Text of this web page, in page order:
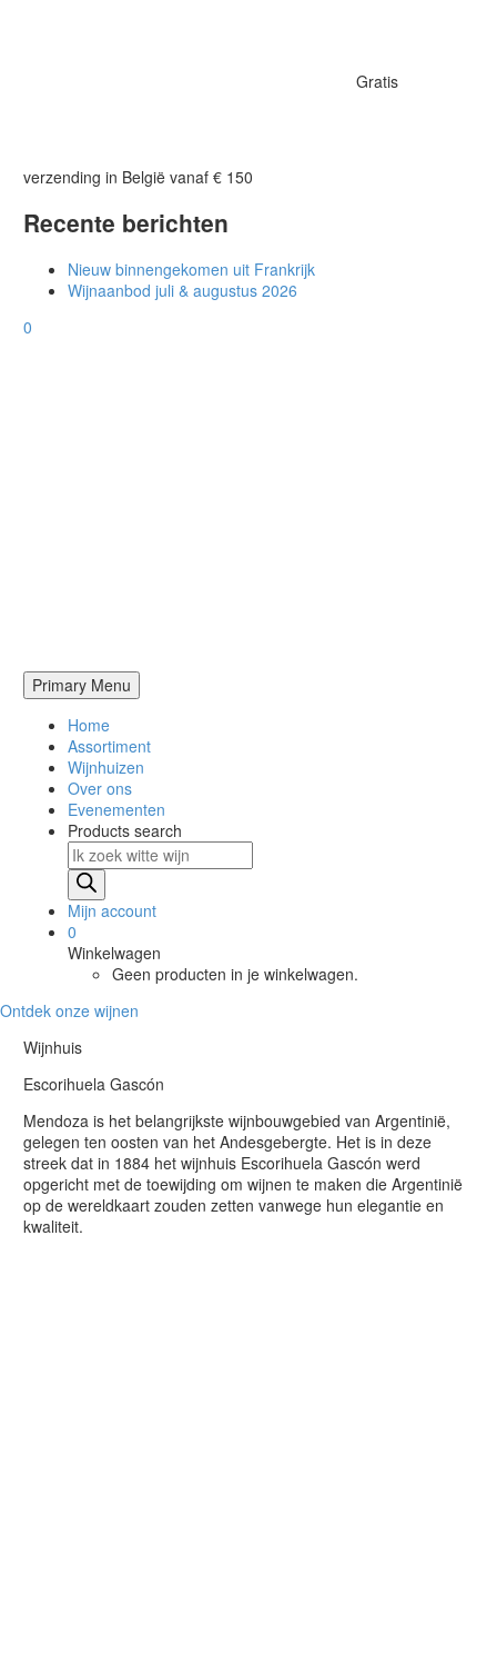
Gratis
verzending in België vanaf € 150
Recente berichten
Nieuw binnengekomen uit Frankrijk
Wijnaanbod juli & augustus 2026
0
Primary Menu
Home
Assortiment
Wijnhuizen
Over ons
Evenementen
Products search
Mijn account
0
Winkelwagen
Geen producten in je winkelwagen.
Ontdek onze wijnen
Wijnhuis
Escorihuela Gascón
Mendoza is het belangrijkste wijnbouwgebied van Argentinië,
gelegen ten oosten van het Andesgebergte. Het is in deze
streek dat in 1884 het wijnhuis Escorihuela Gascón werd
opgericht met de toewijding om wijnen te maken die Argentinië
op de wereldkaart zouden zetten vanwege hun elegantie en
kwaliteit.